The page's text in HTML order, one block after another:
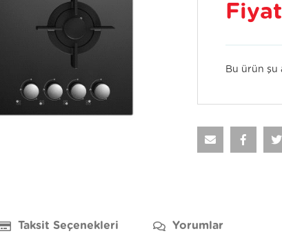
Bu ürün şu
Taksit Seçenekleri Yorumlar